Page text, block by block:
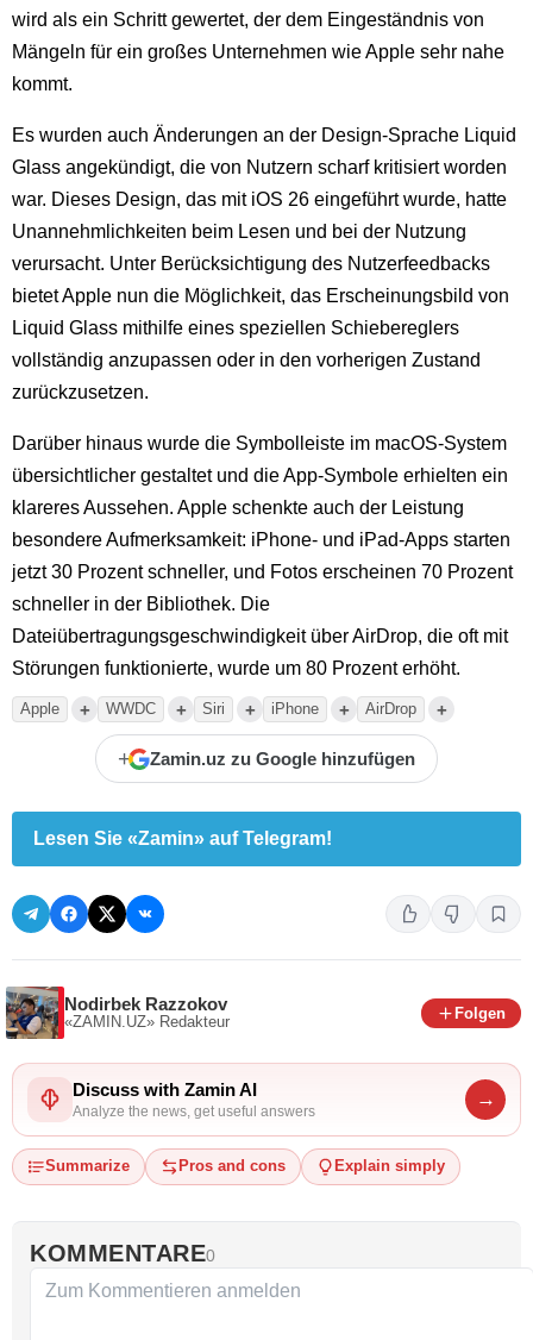
wird als ein Schritt gewertet, der dem Eingeständnis von
Mängeln für ein großes Unternehmen wie Apple sehr nahe
kommt.
Es wurden auch Änderungen an der Design-Sprache Liquid
Glass angekündigt, die von Nutzern scharf kritisiert worden
war. Dieses Design, das mit iOS 26 eingeführt wurde, hatte
Unannehmlichkeiten beim Lesen und bei der Nutzung
verursacht. Unter Berücksichtigung des Nutzerfeedbacks
bietet Apple nun die Möglichkeit, das Erscheinungsbild von
Liquid Glass mithilfe eines speziellen Schiebereglers
vollständig anzupassen oder in den vorherigen Zustand
zurückzusetzen.
Darüber hinaus wurde die Symbolleiste im macOS-System
übersichtlicher gestaltet und die App-Symbole erhielten ein
klareres Aussehen. Apple schenkte auch der Leistung
besondere Aufmerksamkeit: iPhone- und iPad-Apps starten
jetzt 30 Prozent schneller, und Fotos erscheinen 70 Prozent
schneller in der Bibliothek. Die
Dateiübertragungsgeschwindigkeit über AirDrop, die oft mit
Störungen funktionierte, wurde um 80 Prozent erhöht.
Apple + WWDC + Siri + iPhone + AirDrop +
+ Zamin.uz zu Google hinzufügen
Lesen Sie «Zamin» auf Telegram!
Nodirbek Razzokov
«ZAMIN.UZ» Redakteur
Folgen
Discuss with Zamin AI
Analyze the news, get useful answers
→
Summarize Pros and cons Explain simply
KOMMENTARE0